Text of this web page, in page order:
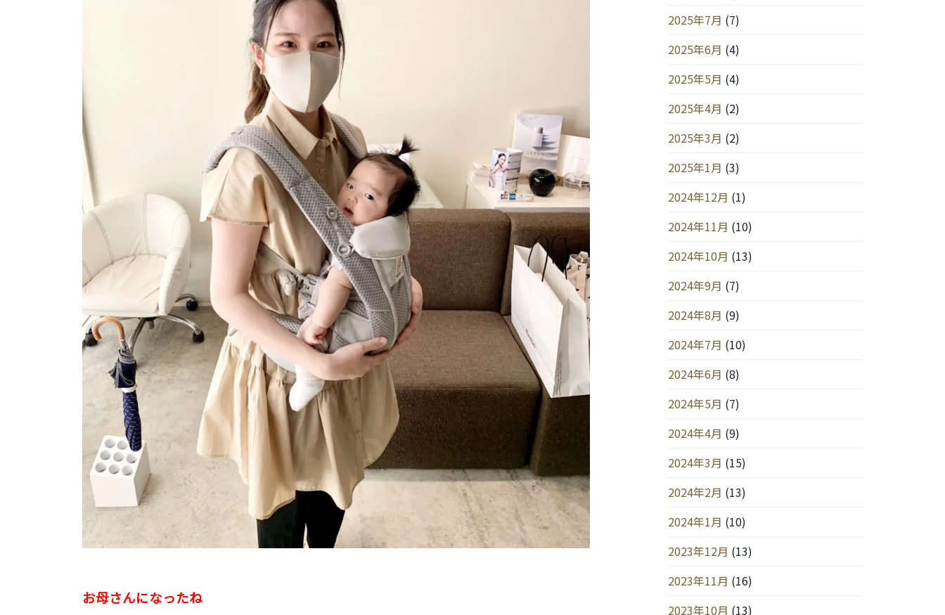
お母さんになったね
2025年7月 (7)
2025年6月 (4)
2025年5月 (4)
2025年4月 (2)
2025年3月 (2)
2025年1月 (3)
2024年12月 (1)
2024年11月 (10)
2024年10月 (13)
2024年9月 (7)
2024年8月 (9)
2024年7月 (10)
2024年6月 (8)
2024年5月 (7)
2024年4月 (9)
2024年3月 (15)
2024年2月 (13)
2024年1月 (10)
2023年12月 (13)
2023年11月 (16)
2023年10月 (13)